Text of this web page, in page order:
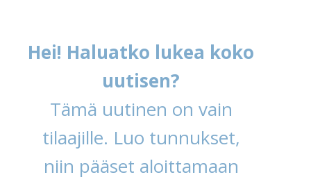
Hei! Haluatko lukea koko
uutisen?
Tämä uutinen on vain
tilaajille. Luo tunnukset,
niin pääset aloittamaan